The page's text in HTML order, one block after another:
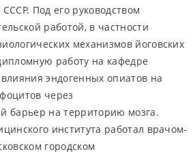
Под его руководством
работой, в частности
механизмов йоговских
работу на кафедре
эндогенных опиатов на
через
барьер на территорию мозга.
института работал врачом-
городском